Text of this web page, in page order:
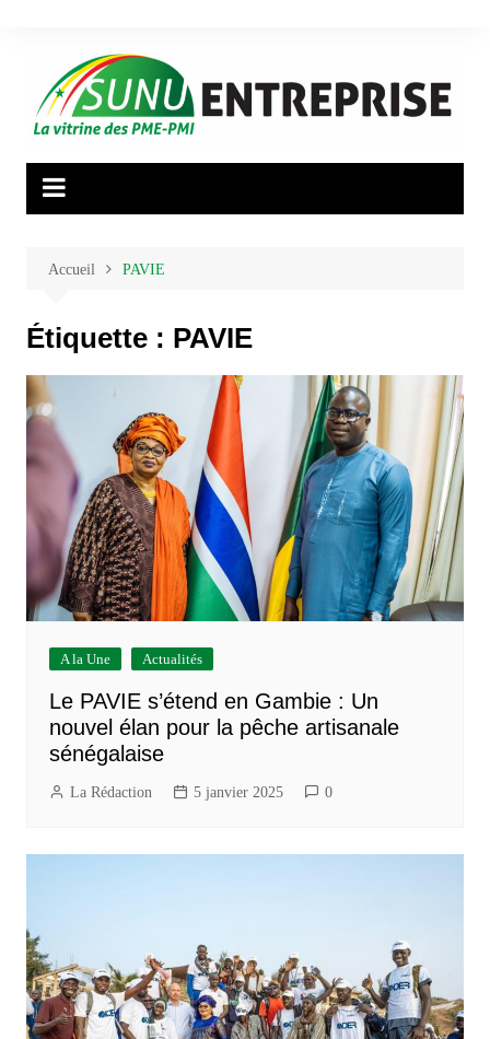
Accueil PAVIE
Étiquette : PAVIE
A la Une Actualités
Le PAVIE s’étend en Gambie : Un
nouvel élan pour la pêche artisanale
sénégalaise
La Rédaction 5 janvier 2025 0